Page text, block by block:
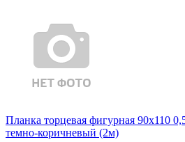
Планка торцевая фигурная 90х110
темно-коричневый (2м)